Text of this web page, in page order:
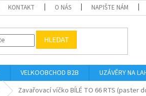
KONTAKT O NÁS NAPIŠTE NÁM
HLEDAT
VELKOOBCHOD B2B UZÁVĚRY NA
Zavařovací víčko BÍLÉ TO 66 RTS (paster